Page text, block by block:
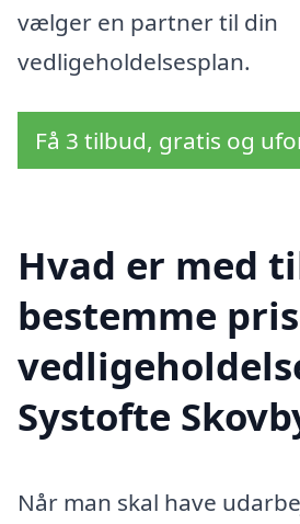
vælger en partner til din
vedligeholdelsesplan.
Få 3 tilbud, gratis og
Hvad er med
bestemme
Systofte
Når man skal have